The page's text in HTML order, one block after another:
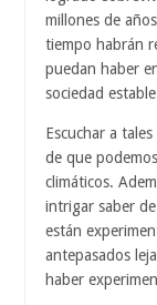
millones de
tiempo habrán
puedan haber
sociedad
Escuchar a
de que
climáticos.
intrigar saber
están
antepasados
haber